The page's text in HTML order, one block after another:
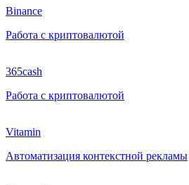
Binance
Работа с криптовалютой
365cash
Работа с криптовалютой
Vitamin
Автоматизация контекстной рекламы